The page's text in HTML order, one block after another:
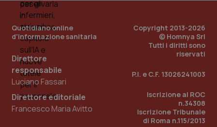
Quotidiano online
d'informazione sanitaria
Direttore
responsabile
Luciano Fassari
Direttore editoriale
Francesco Maria Avitto
Copyright 2013-2026
© Homnya Srl
Tutti i diritti sono
riservati
P.I. e C.F. 13026241003
Iscrizione al ROC
n.34308
Iscrizione Tribunale
di Roma n.115/2013